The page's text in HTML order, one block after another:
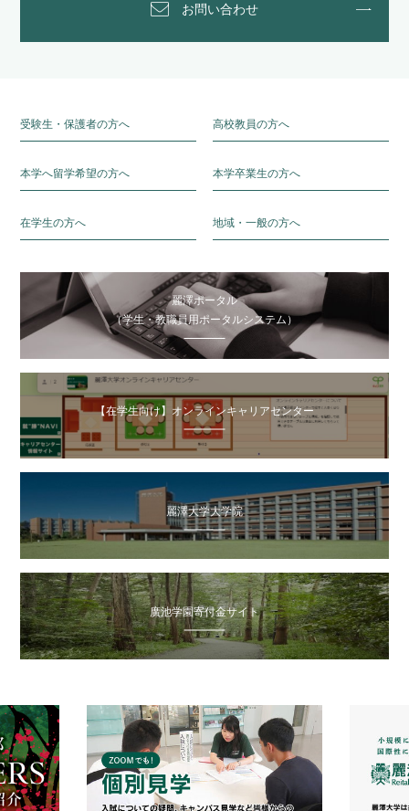
お問い合わせ
受験生・保護者の方へ 高校教員の方へ
本学へ留学希望の方へ 本学卒業生の方へ
在学生の方へ 地域・一般の方へ
麗澤ポータル
（学生・教職員用ポータルシステム）
【在学生向け】オンラインキャリアセンター
麗澤大学大学院
廣池学園寄付金サイト